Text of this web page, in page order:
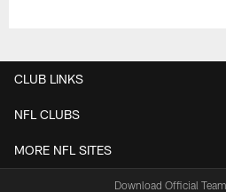
CLUB LINKS
NFL CLUBS
MORE NFL SITES
Download Official